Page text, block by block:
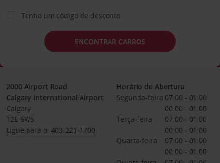
Tenho um código de desconto
ENCONTRAR CARROS
2000 Airport Road
Calgary International Airport
Calgary
T2E 6W5
Ligue para o: 403-221-1700
Horário de Abertura
Segunda-feira 07:00 - 01:00
00:00 - 01:00
Terça-feira
07:00 - 01:00
00:00 - 01:00
Quarta-feira
07:00 - 01:00
00:00 - 01:00